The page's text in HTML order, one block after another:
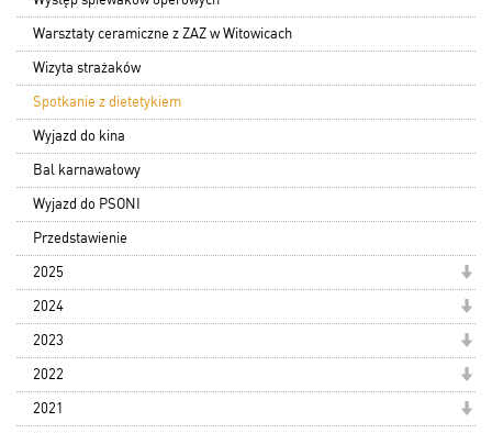
Warsztaty ceramiczne z ZAZ w Witowicach
Wizyta strażaków
Spotkanie z dietetykiem
Wyjazd do kina
Bal karnawałowy
Wyjazd do PSONI
Przedstawienie
2025
2024
2023
2022
2021